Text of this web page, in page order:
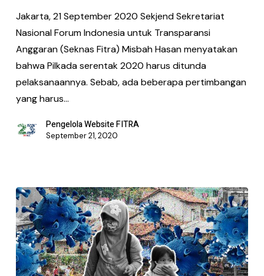
Jakarta, 21 September 2020 Sekjend Sekretariat
Nasional Forum Indonesia untuk Transparansi
Anggaran (Seknas Fitra) Misbah Hasan menyatakan
bahwa Pilkada serentak 2020 harus ditunda
pelaksanaannya. Sebab, ada beberapa pertimbangan
yang harus…
Pengelola Website FITRA
September 21, 2020